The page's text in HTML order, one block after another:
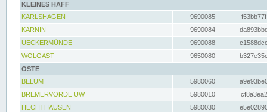
KLEINES HAFF
KARLSHAGEN
9690085
KARNIN
9690084
UECKERMÜNDE
9690088
WOLGAST
9650080
OSTE
BELUM
5980060
BREMERVÖRDE UW
5980010
HECHTHAUSEN
5980030